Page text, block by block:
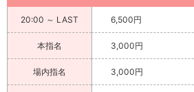
20:00 ～ LAST 6,500円
本指名 3,000円
場内指名 3,000円